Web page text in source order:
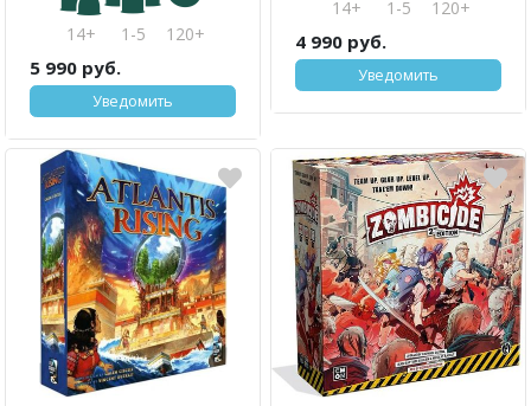
14+ 1-5 120+
5 990 руб.
Уведомить
14+ 1-5 120+
4 990 руб.
Уведомить